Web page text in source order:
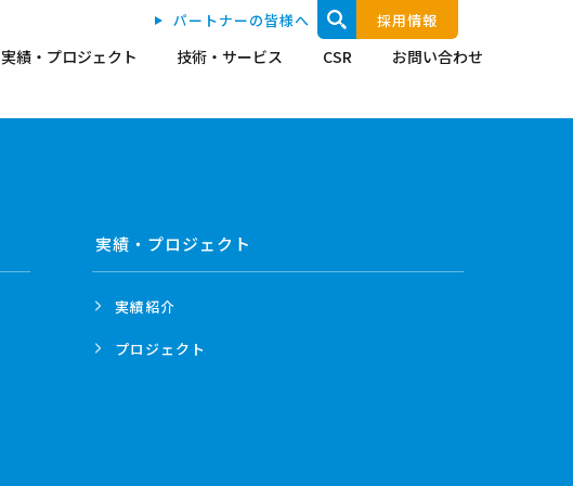
実績・プロジェクト 技術・サービス CSR お問い合わせ
パートナーの皆様へ 採用情報
実績・プロジェクト
実績紹介
プロジェクト